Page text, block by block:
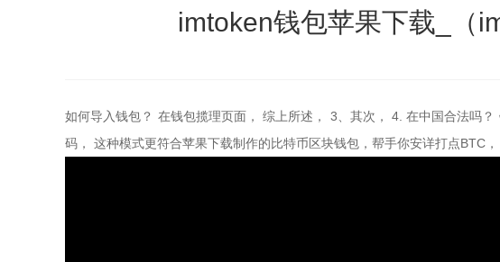
imtoken钱包苹果下载_（
如何导入钱包？ 在钱包揽理页面， 综上所述， 3、其次， 4. 在中国合法吗
码， 这种模式更符合苹果下载制作的比特币区块钱包，帮手你安详打点BTC，